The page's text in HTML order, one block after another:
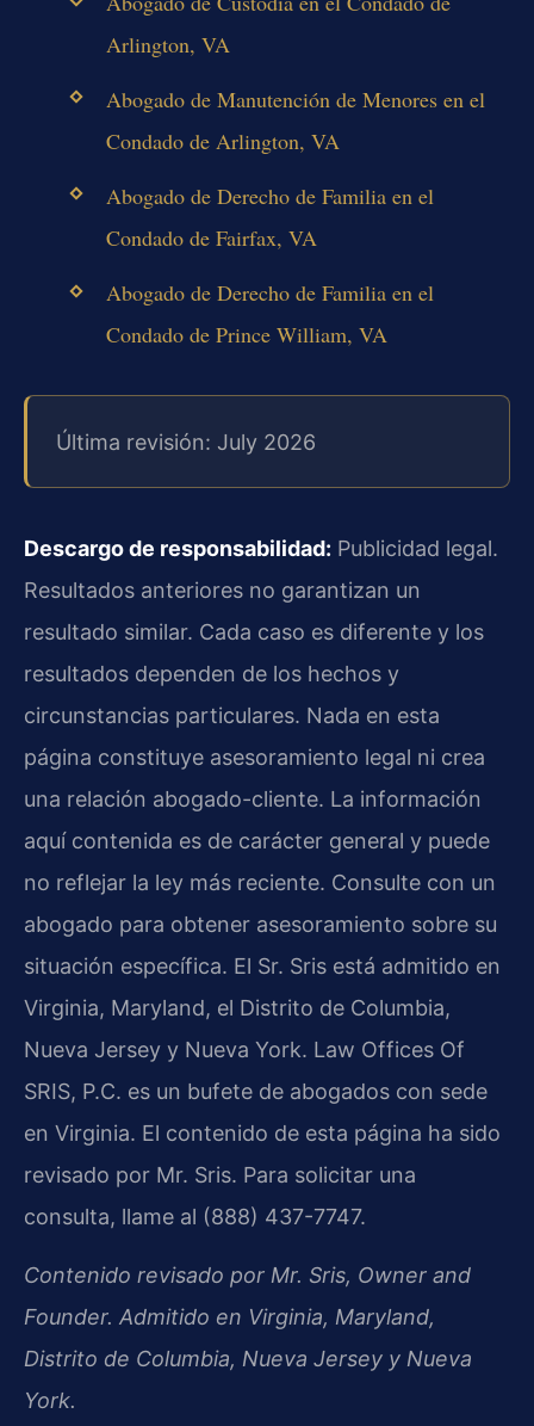
Arlington, VA
Abogado de Manutención de Menores en el
Condado de Arlington, VA
Abogado de Derecho de Familia en el
Condado de Fairfax, VA
Abogado de Derecho de Familia en el
Condado de Prince William, VA
Última revisión: July 2026
Descargo de responsabilidad: Publicidad legal.
Resultados anteriores no garantizan un
resultado similar. Cada caso es diferente y los
resultados dependen de los hechos y
circunstancias particulares. Nada en esta
página constituye asesoramiento legal ni crea
una relación abogado-cliente. La información
aquí contenida es de carácter general y puede
no reflejar la ley más reciente. Consulte con un
abogado para obtener asesoramiento sobre su
situación específica. El Sr. Sris está admitido en
Virginia, Maryland, el Distrito de Columbia,
Nueva Jersey y Nueva York. Law Offices Of
SRIS, P.C. es un bufete de abogados con sede
en Virginia. El contenido de esta página ha sido
revisado por Mr. Sris. Para solicitar una
consulta, llame al (888) 437-7747.
Contenido revisado por Mr. Sris, Owner and
Founder. Admitido en Virginia, Maryland,
Distrito de Columbia, Nueva Jersey y Nueva
York.